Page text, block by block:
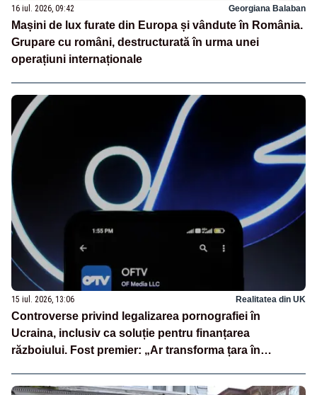
16 iul. 2026, 09:42 Georgiana Balaban
Mașini de lux furate din Europa și vândute în România.
Grupare cu români, destructurată în urma unei
operațiuni internaționale
15 iul. 2026, 13:06 Realitatea din UK
Controverse privind legalizarea pornografiei în
Ucraina, inclusiv ca soluție pentru finanțarea
războiului. Fost premier: „Ar transforma țara în